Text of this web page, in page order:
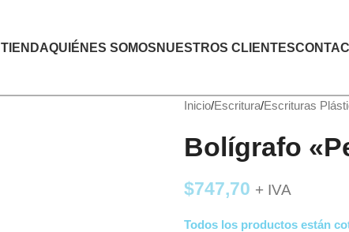
TIENDAQUIÉNES SOMOS NUESTROS CLIENTES
Inicio Escritura Escrituras
Bolígrafo
$747,70 + IVA
Todos los productos están